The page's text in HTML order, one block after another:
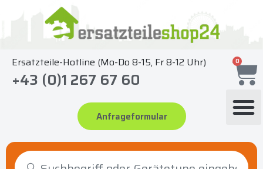
springen
Ersatzteile-Hotline (Mo-Do 8-15, Fr 8-12 Uhr)
+43 (0)1 267 67 60
Anfrageformular
0